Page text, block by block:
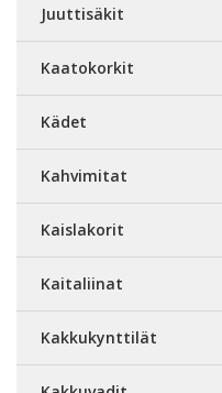
Juuttisäkit
Kaatokorkit
Kädet
Kahvimitat
Kaislakorit
Kaitaliinat
Kakkukynttilät